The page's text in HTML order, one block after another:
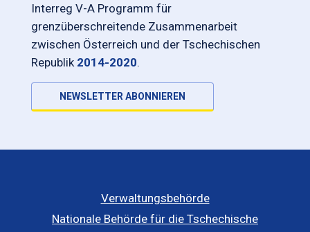
Interreg V-A Programm für
grenzüberschreitende Zusammenarbeit
zwischen Österreich und der Tschechischen
Republik 2014-2020.
NEWSLETTER ABONNIEREN
Verwaltungsbehörde
Nationale Behörde für die Tschechische